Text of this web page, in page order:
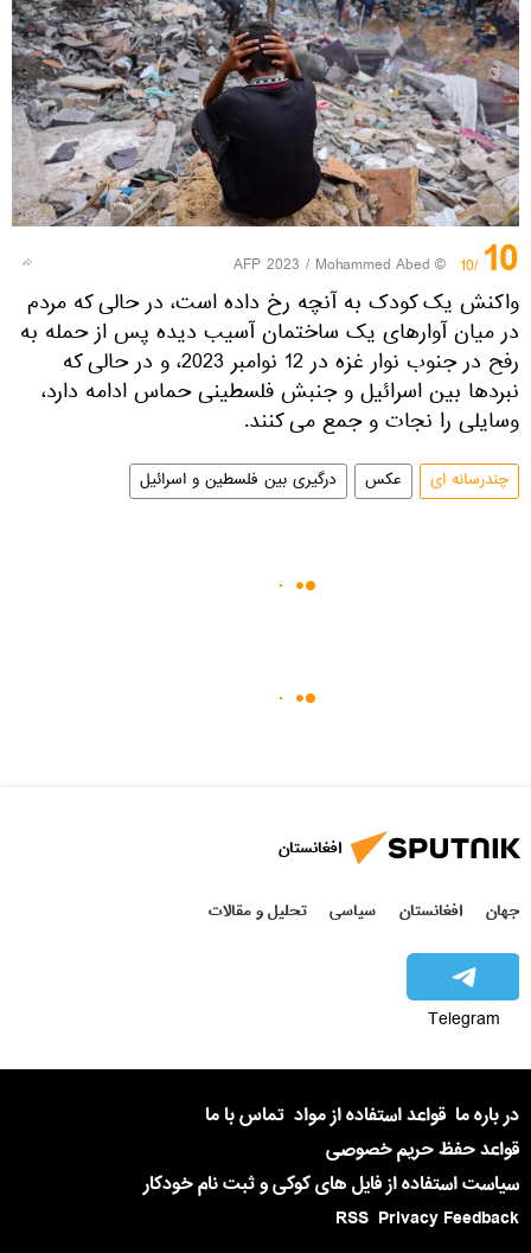
10
/10
© AFP 2023 / Mohammed Abed
واکنش یک کودک به آنچه رخ داده است، در حالی که مردم
در میان آوارهای یک ساختمان آسیب دیده پس از حمله به
رفح در جنوب نوار غزه در 12 نوامبر 2023، و در حالی که
نبردها بین اسرائیل و جنبش فلسطینی حماس ادامه دارد،
وسایلی را نجات و جمع می کنند.
چندرسانه ای عکس درگیری بین فلسطین و اسرائیل
افغانستان
جهان افغانستان سیاسی تحلیل و مقالات
Telegram
در باره ما قواعد استفاده از مواد تماس با ما
قواعد حفظ حریم خصوصی
سیاست استفاده از فایل های کوکی و ثبت نام خودکار
Privacy Feedback
RSS